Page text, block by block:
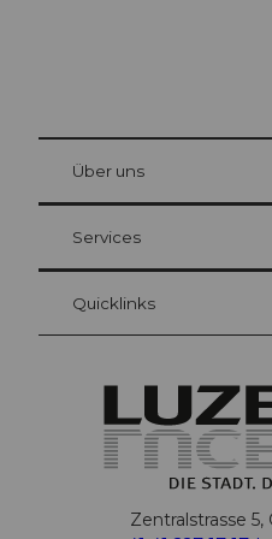
Gästekarte Luzern
Ihre Vorteile als Übernachtungsgast
at Bre
Über uns
Services
Quicklinks
Zentralstrasse